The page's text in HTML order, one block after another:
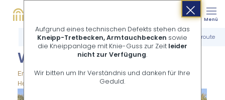
Suche Menü
Startseite Aktivurlaub Radfahren Wald- und Wiesenroute
Wald- und Wie­sen­rou­te
Entlang der Werre durch saftige Wiesen von Bad Salzuflen nach
Herford
Aufgrund eines technischen Defekts stehen das
Kneipp-Tretbecken, Armtauchbecken sowie
die Kneippanlage mit Knie-Guss zur Zeit leider
nicht zur Verfügung.
Wir bitten um Ihr Verständnis und danken für Ihre
Geduld.